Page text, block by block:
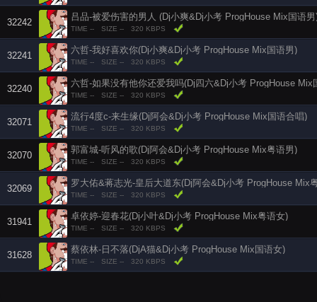
32242
吕品-被爱伤害的男人 (Dj小爽&Dj小考 ProgHouse Mix国语男
TIME -- SIZE -- 320 KBPS
32241
六哲-我好喜欢你(Dj小爽&Dj小考 ProgHouse Mix国语男)
TIME -- SIZE -- 320 KBPS
32240
六哲-如果没有他你还爱我吗(Dj四六&Dj小考 ProgHouse Mix
TIME -- SIZE -- 320 KBPS
32071
流行4度c-来生缘(Dj阿会&Dj小考 ProgHouse Mix国语合唱)
TIME -- SIZE -- 320 KBPS
32070
郭富城-听风的歌(Dj阿会&Dj小考 ProgHouse Mix粤语男)
TIME -- SIZE -- 320 KBPS
32069
罗大佑&蒋志光-皇后大道东(Dj阿会&Dj小考 ProgHouse Mix
TIME -- SIZE -- 320 KBPS
31941
卓依婷-迎春花(Dj小叶&Dj小考 ProgHouse Mix粤语女)
TIME -- SIZE -- 320 KBPS
31628
蔡依林-日不落(DjA猫&Dj小考 ProgHouse Mix国语女)
TIME -- SIZE -- 320 KBPS